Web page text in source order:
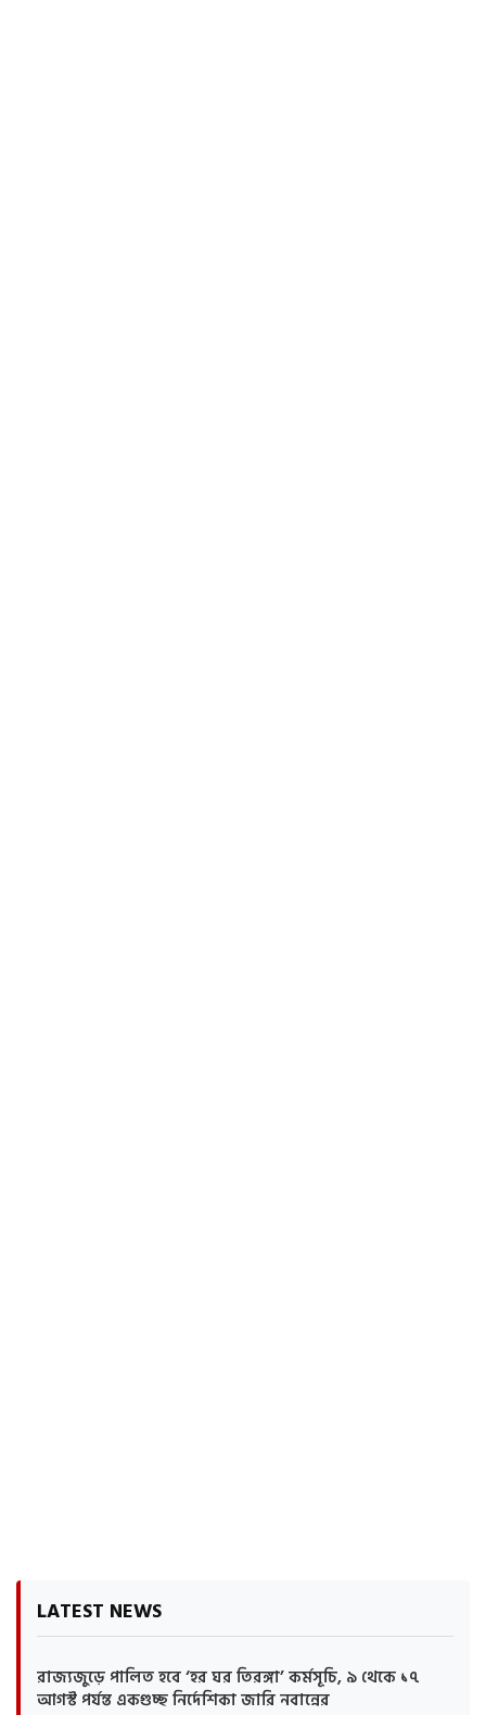
LATEST NEWS
রাজ্যজুড়ে পালিত হবে ‘হর ঘর তিরঙ্গা’ কর্মসূচি, ৯ থেকে ১৭
আগস্ট পর্যন্ত একগুচ্ছ নির্দেশিকা জারি নবান্নের